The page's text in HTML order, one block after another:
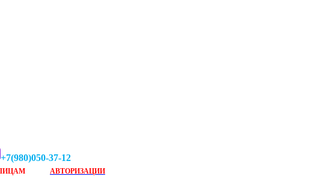
+7(980)050-37-12
АВТОРИЗАЦИИ